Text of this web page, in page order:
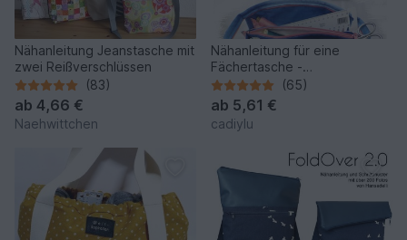
Nähanleitung Jeanstasche mit
zwei Reißverschlüssen
(83)
ab 4,66 €
Naehwittchen
Nähanleitung für eine
Fächertasche -
Ziehharmonikatasche
(65)
ab 5,61 €
cadiylu